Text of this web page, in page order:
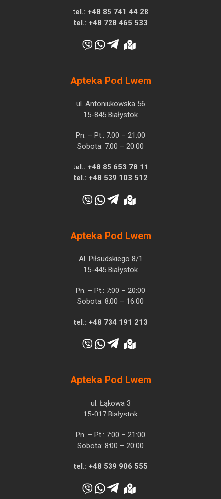
tel.: +48 85 741 44 28
tel.: +48 728 465 533
Apteka Pod Lwem
ul. Antoniukowska 56
15-845 Białystok
Pn. – Pt.: 7:00 – 21:00
Sobota: 7:00 – 20:00
tel.: +48 85 653 78 11
tel.: +48 539 103 512
Apteka Pod Lwem
Al. Piłsudskiego 8/1
15-445 Białystok
Pn. – Pt.: 7:00 – 20:00
Sobota: 8:00 – 16:00
tel.: +48 734 191 213
Apteka Pod Lwem
ul. Łąkowa 3
15-017 Białystok
Pn. – Pt.: 7:00 – 21:00
Sobota: 8:00 – 20:00
tel.: +48 539 906 555